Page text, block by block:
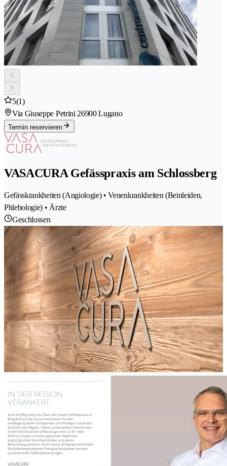
5(1)
Via Giuseppe Petrini 26900 Lugano
Termin reservieren
VASACURA Gefässpraxis am Schlossberg
Gefässkrankheiten (Angiologie) • Venenkrankheiten (Beinleiden,
Phlebologie) • Ärzte
Geschlossen